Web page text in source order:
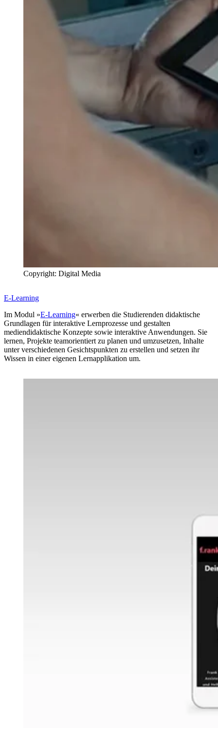
Copyright: Digital Media
E-Learning
Im Modul »E-Learning« erwerben die Studierenden didaktische
Grundlagen für interaktive Lernprozesse und gestalten
mediendidaktische Konzepte sowie interaktive Anwendungen. Sie
lernen, Projekte teamorientiert zu planen und umzusetzen, Inhalte
unter verschiedenen Gesichtspunkten zu erstellen und setzen ihr
Wissen in einer eigenen Lernapplikation um.